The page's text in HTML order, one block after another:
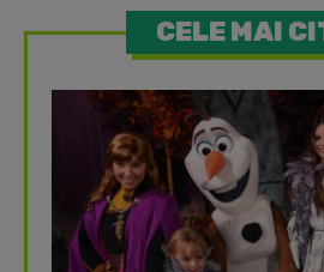
CELE MAI